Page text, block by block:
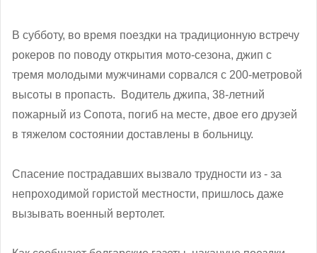
В субботу, во время поездки на традиционную встречу
рокеров по поводу открытия мото-сезона, джип с
тремя молодыми мужчинами сорвался с 200-метровой
высоты в пропасть. Водитель джипа, 38-летний
пожарный из Сопота, погиб на месте, двое его друзей
в тяжелом состоянии доставлены в больницу.
Спасение пострадавших вызвало трудности из - за
непроходимой гористой местности, пришлось даже
вызывать военный вертолет.